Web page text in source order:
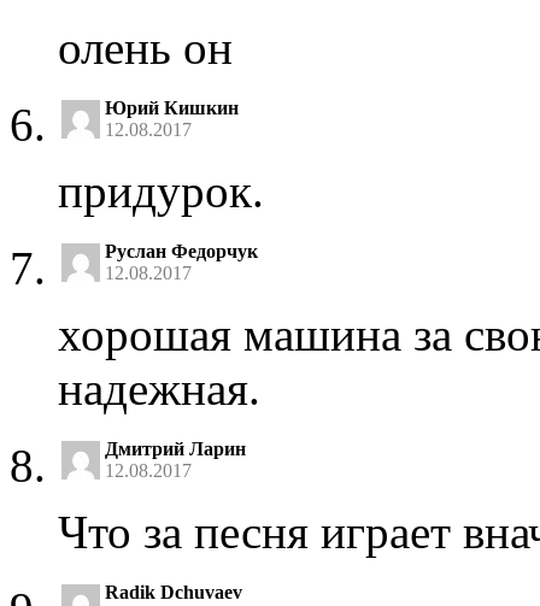
олень он
Юрий Кишкин
12.08.2017
придурок.
Руслан Федорчук
12.08.2017
хорошая машина за
надежная.
Дмитрий Ларин
12.08.2017
Что за песня играет
Radik Dchuvaev